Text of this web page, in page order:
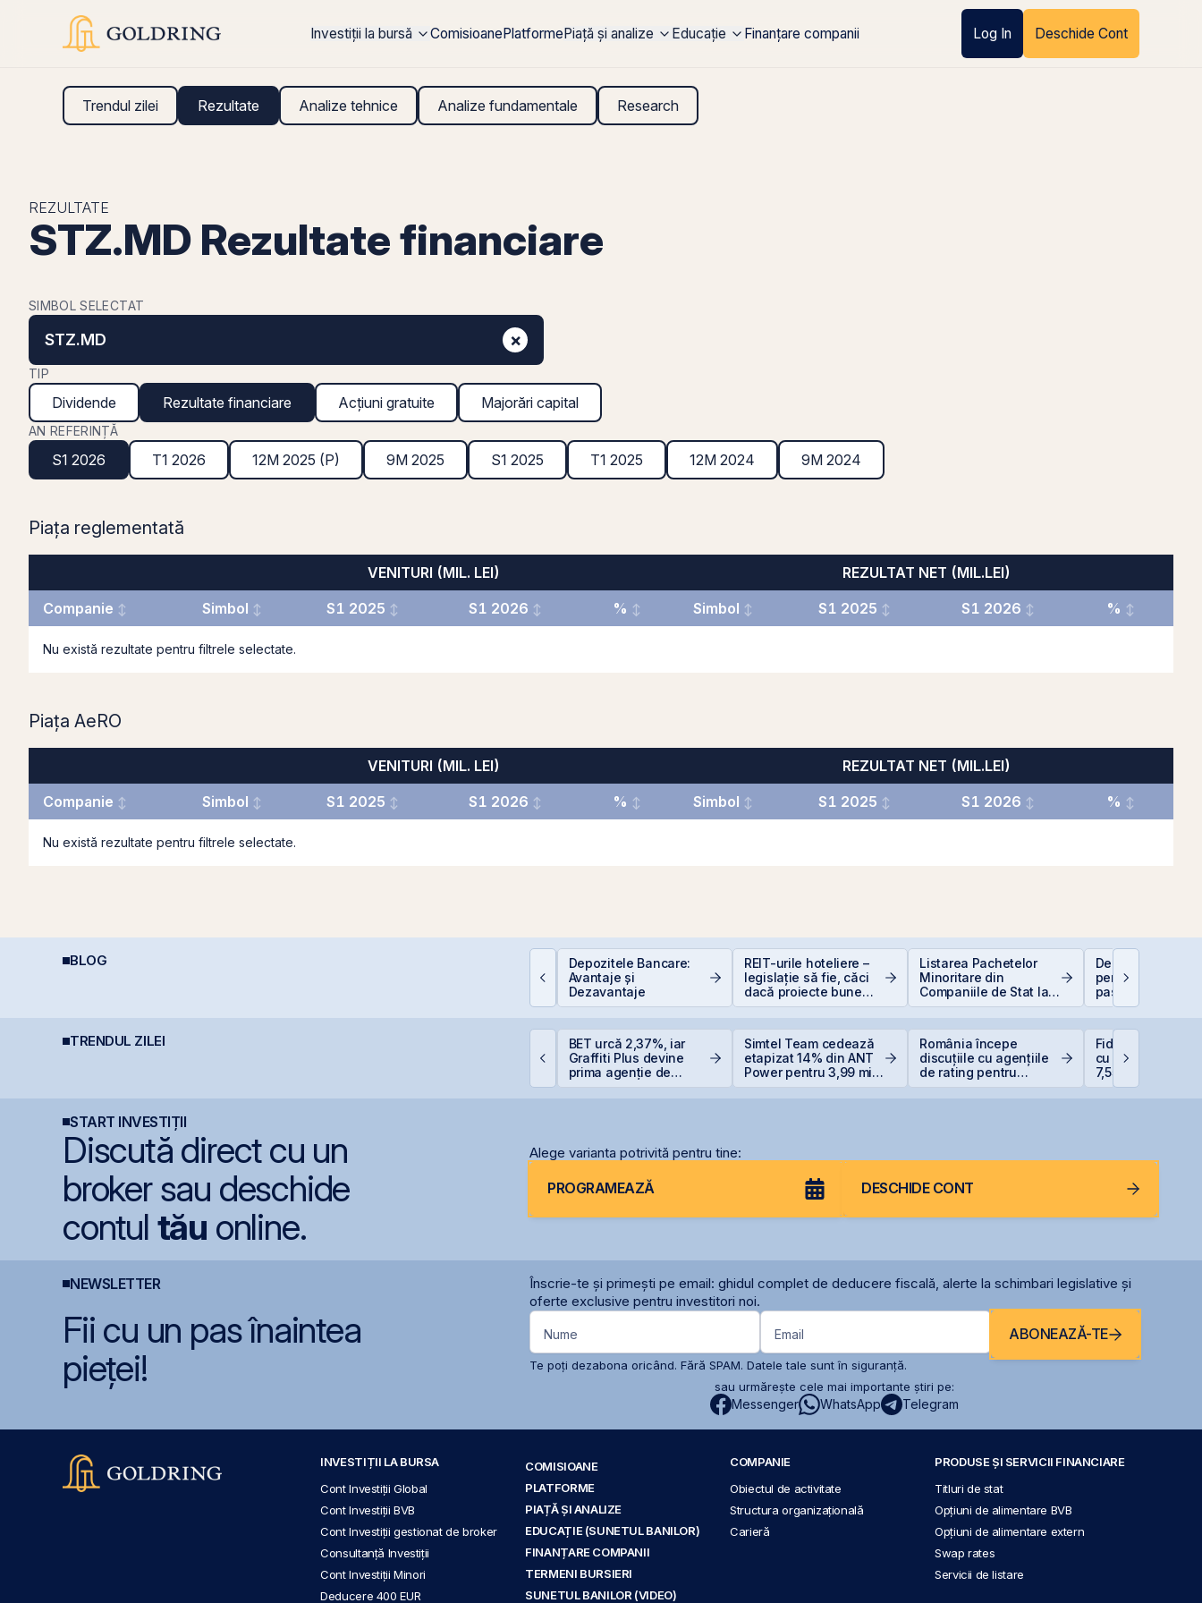
Investiții la bursă ComisioanePlatformePiață și analize Educație Finanțare companii Log In Deschide Cont
Trendul zilei Rezultate Analize tehnice Analize fundamentale Research
REZULTATE
STZ.MD Rezultate financiare
SIMBOL SELECTAT
STZ.MD ×
TIP
Dividende Rezultate financiare Acțiuni gratuite Majorări capital
AN REFERINȚĂ
S1 2026 T1 2026 12M 2025 (P) 9M 2025 S1 2025 T1 2025 12M 2024 9M 2024
Piața reglementată
VENITURI (MIL. LEI)
REZULTAT NET (MIL.LEI)
Companie
Simbol S1 2025 S1 2026 % Simbol S1 2025 S1 2026 %
Nu există rezultate pentru filtrele selectate.
Piața AeRO
VENITURI (MIL. LEI)
REZULTAT NET (MIL.LEI)
Companie
Simbol S1 2025 S1 2026 % Simbol S1 2025 S1 2026 %
Nu există rezultate pentru filtrele selectate.
BLOG
Investiții la 50+ ani:
Depozitele Bancare:
Avantaje și
Dezavantaje
REIT-urile hoteliere –
legislație să fie, căci
dacă proiecte bune
sunt și banii se găsesc
Listarea Pachetelor
Minoritare din
Companiile de Stat la
BVB – Soluție pentru
Deducere 400
pentru PFA - pas
pas
TRENDUL ZILEI
BET atinge un nou
BET urcă 2,37%, iar
Graffiti Plus devine
prima agenție de
Simtel Team cedează
etapizat 14% din ANT
Power pentru 3,99 mil.
România începe
discuțiile cu agențiile
de rating pentru
Fidelis revine în
cu dobânzi de
7,55% pentru lei
6,20% pentru
START INVESTIȚII
Discută direct cu un
broker sau deschide
contul tău online.
Alege varianta potrivită pentru tine:
PROGRAMEAZĂ DESCHIDE CONT
NEWSLETTER
Înscrie-te și primești pe email: ghidul complet de deducere fiscală, alerte la schimbari legislative și
oferte exclusive pentru investitori noi.
Fii cu un pas înaintea
pieței!
Nume Email ABONEAZĂ-TE
Te poți dezabona oricând. Fără SPAM. Datele tale sunt în siguranță.
sau urmărește cele mai importante știri pe:
Messenger WhatsApp Telegram
INVESTIȚII LA BURSA
Cont Investiții Global
Cont Investiții BVB
Cont Investiții gestionat de broker
Consultanță Investiții
Cont Investiții Minori
Deducere 400 EUR
COMISIOANE
PLATFORME
PIAȚĂ ȘI ANALIZE
EDUCAȚIE (SUNETUL BANILOR)
FINANȚARE COMPANII
TERMENI BURSIERI
SUNETUL BANILOR (VIDEO)
COMPANIE
Obiectul de activitate
Structura organizațională
Carieră
PRODUSE ȘI SERVICII FINANCIARE
Titluri de stat
Opțiuni de alimentare BVB
Opțiuni de alimentare extern
Swap rates
Servicii de listare